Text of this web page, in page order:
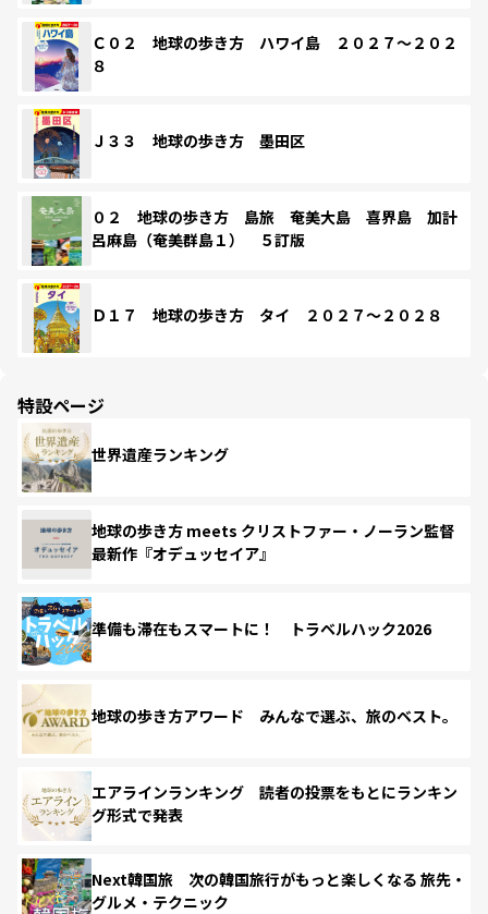
Ｃ０２ 地球の歩き方 ハワイ島 ２０２７～２０２
８
Ｊ３３ 地球の歩き方 墨田区
０２ 地球の歩き方 島旅 奄美大島 喜界島 加計
呂麻島（奄美群島１） ５訂版
Ｄ１７ 地球の歩き方 タイ ２０２７～２０２８
特設ページ
世界遺産ランキング
地球の歩き方 meets クリストファー・ノーラン監督
最新作『オデュッセイア』
準備も滞在もスマートに！ トラベルハック2026
地球の歩き方アワード みんなで選ぶ、旅のベスト。
エアラインランキング 読者の投票をもとにランキン
グ形式で発表
Next韓国旅 次の韓国旅行がもっと楽しくなる 旅先・
グルメ・テクニック